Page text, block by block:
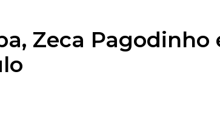
Zeca